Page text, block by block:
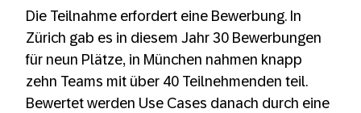
Die Teilnahme erfordert eine Bewerbung. In
Zürich gab es in diesem Jahr 30 Bewerbungen
für neun Plätze, in München nahmen knapp
zehn Teams mit über 40 Teilnehmenden teil.
Bewertet werden Use Cases danach durch eine